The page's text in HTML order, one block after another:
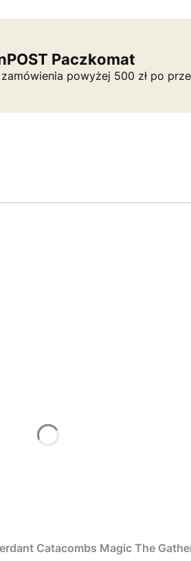
Paczkomat
powyżej 500 zł po
Catacombs Magic The